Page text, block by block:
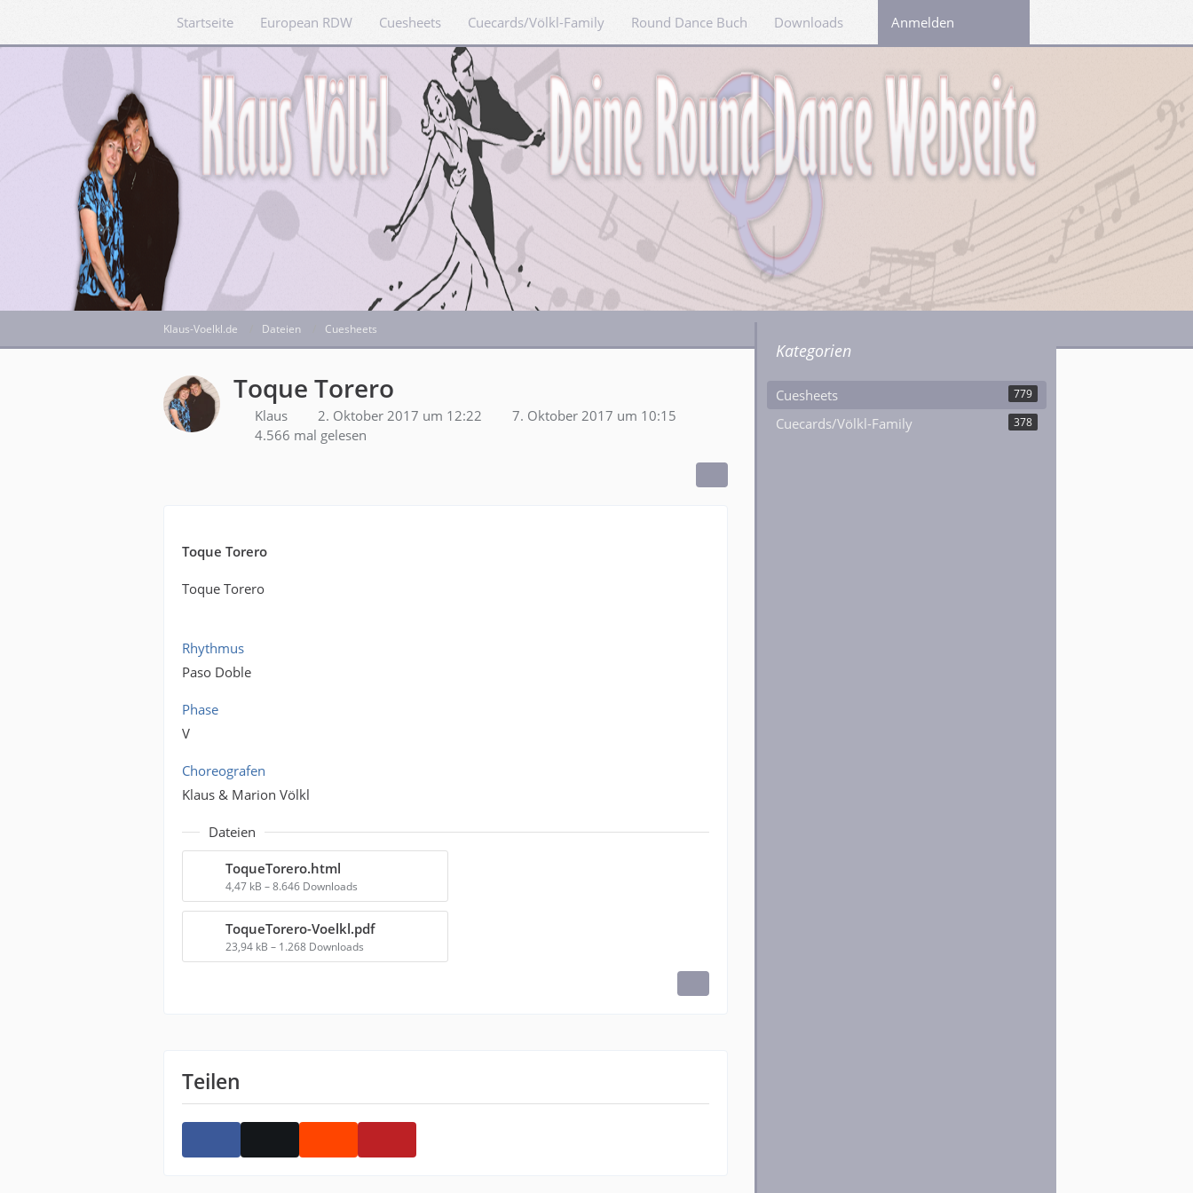
Startseite European RDW Cuesheets Cuecards/Völkl-Family Round Dance Buch Downloads LinksAnmelden
Klaus-Voelkl.de Dateien Cuesheets
Toque Torero
Klaus 2. Oktober 2017 um 12:22
7. Oktober 2017 um 10:15
4.566 mal gelesen
Toque Torero
Toque Torero
Rhythmus
Paso Doble
Phase
V
Choreografen
Klaus & Marion Völkl
Dateien
ToqueTorero.html
4,47 kB – 8.646 Downloads
ToqueTorero-Voelkl.pdf
23,94 kB – 1.268 Downloads
Teilen
Kategorien
Cuesheets 779
Cuecards/Völkl-Family 378